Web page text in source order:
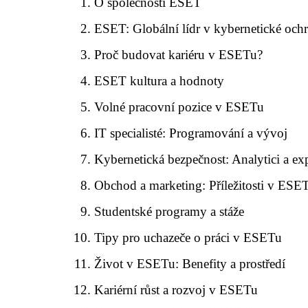
ESET: Globální lídr v kybernetické
Proč budovat kariéru v ESETu?
ESET kultura a hodnoty
Volné pracovní pozice v ESETu
IT specialisté: Programování a vývoj
Kybernetická bezpečnost: Analytici a
Obchod a marketing: Příležitosti v
Studentské programy a stáže
Tipy pro uchazeče o práci v ESETu
Život v ESETu: Benefity a prostředí
Kariérní růst a rozvoj v ESETu